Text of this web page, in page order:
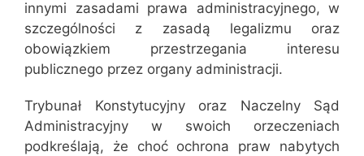
innymi zasadami prawa administracyjnego, w
szczególności z zasadą legalizmu oraz
obowiązkiem przestrzegania interesu
publicznego przez organy administracji.
Trybunał Konstytucyjny oraz Naczelny Sąd
Administracyjny w swoich orzeczeniach
podkreślają, że choć ochrona praw nabytych